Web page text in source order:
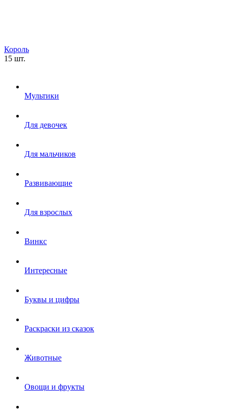
Король
15 шт.
Мультики
Для девочек
Для мальчиков
Развивающие
Для взрослых
Винкс
Интересные
Буквы и цифры
Раскраски из сказок
Животные
Овощи и фрукты